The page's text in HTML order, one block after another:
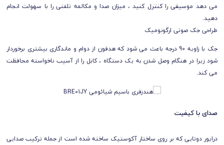
می دهد موسیقی را کنترل کنید ، میزان صدا و مکالمه تلفنی را با سهولت انجام
دهید.
طراحی جک صوتی ارگونومیک
جک با زاویه 90 درجه باعث می شود که هدفون از دوام و ماندگاری بیشتری برخوردار
شود زیرا در هنگام وصل شدن به یک دستگاه ، کابل را از آسیب ناخواسته محافظت
می کند.
صدای با کیفیت
درایور دوتایی که بر روی ساختار آکوستیک ساخته شده است از جمله ترکیب صدایی